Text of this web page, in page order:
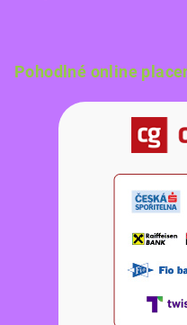
Pohodlné online